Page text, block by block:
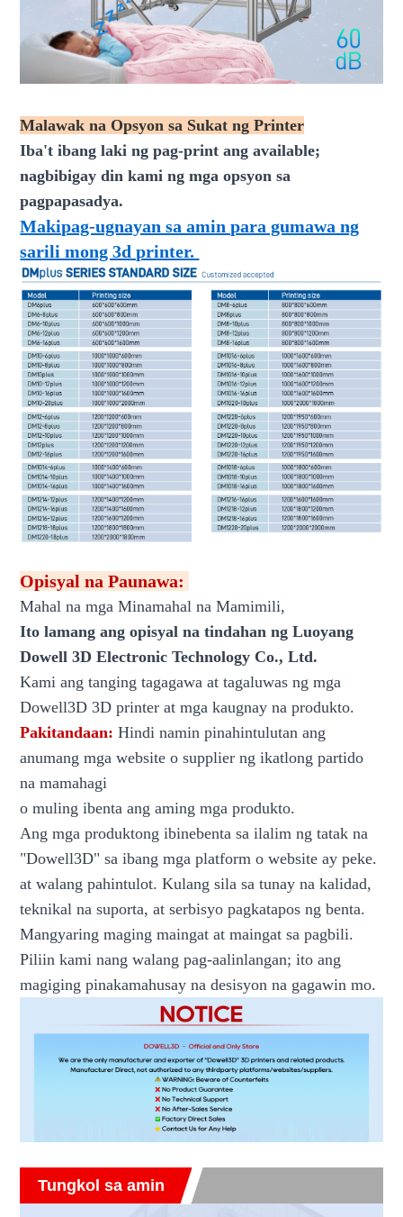
Malawak na Opsyon sa Sukat ng Printer
Iba't ibang laki ng pag-print ang available;
nagbibigay din kami ng mga opsyon sa
pagpapasadya.
Makipag-ugnayan sa amin para gumawa ng
sarili mong 3d printer.
Opisyal na Paunawa:
Mahal na mga Minamahal na Mamimili,
Ito lamang ang opisyal na tindahan ng Luoyang
Dowell 3D Electronic Technology Co., Ltd.
Kami ang tanging tagagawa at tagaluwas ng mga
Dowell3D 3D printer at mga kaugnay na produkto.
Pakitandaan: Hindi namin pinahintulutan ang
anumang mga website o supplier ng ikatlong partido
na mamahagi
o muling ibenta ang aming mga produkto.
Ang mga produktong ibinebenta sa ilalim ng tatak na
"Dowell3D" sa ibang mga platform o website ay peke.
at walang pahintulot. Kulang sila sa tunay na kalidad,
teknikal na suporta, at serbisyo pagkatapos ng benta.
Mangyaring maging maingat at maingat sa pagbili.
Piliin kami nang walang pag-aalinlangan; ito ang
magiging pinakamahusay na desisyon na gagawin mo.
Tungkol sa amin